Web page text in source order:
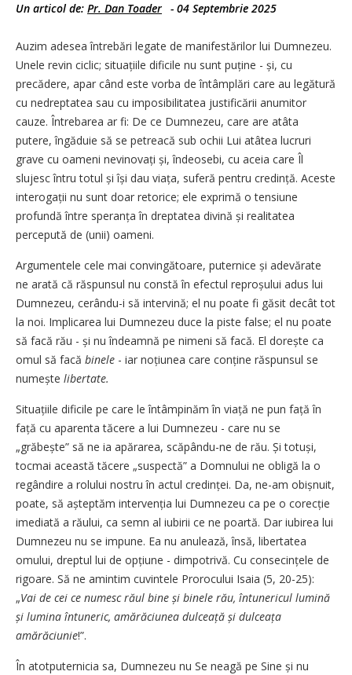
Un articol de: Pr. Dan Toader - 04 Septembrie 2025
Auzim adesea întrebări legate de manifestărilor lui Dumnezeu.
Unele revin ciclic; situațiile dificile nu sunt puține - și, cu
precădere, apar când este vorba de întâmplări care au legătură
cu nedreptatea sau cu imposibilitatea justificării anumitor
cauze. Întrebarea ar fi: De ce Dumnezeu, care are atâta
putere, îngăduie să se petreacă sub ochii Lui atâtea lucruri
grave cu oameni nevinovați și, îndeosebi, cu aceia care Îl
slujesc întru totul și își dau viața, suferă pentru credință. Aceste
interogații nu sunt doar retorice; ele exprimă o tensiune
profundă între speranța în dreptatea divină și realitatea
percepută de (unii) oameni.
Argumentele cele mai convingătoare, puternice și adevărate
ne arată că răspunsul nu constă în efectul reproșului adus lui
Dumnezeu, cerându-i să intervină; el nu poate fi găsit decât tot
la noi. Implicarea lui Dumnezeu duce la piste false; el nu poate
să facă rău - și nu îndeamnă pe nimeni să facă. El dorește ca
omul să facă binele - iar noțiunea care conține răspunsul se
numește libertate.
Situațiile dificile pe care le întâmpinăm în viață ne pun față în
față cu aparenta tăcere a lui Dumnezeu - care nu se
„grăbește” să ne ia apărarea, scăpându-ne de rău. Și totuși,
tocmai această tăcere „suspectă” a Domnului ne obligă la o
regândire a rolului nostru în actul credinței. Da, ne-am obișnuit,
poate, să așteptăm intervenția lui Dumnezeu ca pe o corecție
imediată a răului, ca semn al iubirii ce ne poartă. Dar iubirea lui
Dumnezeu nu se impune. Ea nu anulează, însă, libertatea
omului, dreptul lui de opțiune - dimpotrivă. Cu consecințele de
rigoare. Să ne amintim cuvintele Prorocului Isaia (5, 20-25):
„Vai de cei ce numesc răul bine și binele rău, întunericul lumină
și lumina întuneric, amărăciunea dulceață și dulceața
amărăciunie!”.
În atotputernicia sa, Dumnezeu nu Se neagă pe Sine și nu